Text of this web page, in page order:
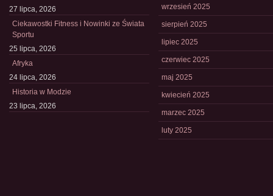
27 lipca, 2026
Ciekawostki Fitness i Nowinki ze Świata
Sportu
25 lipca, 2026
Afryka
24 lipca, 2026
Historia w Modzie
23 lipca, 2026
wrzesień 2025
sierpień 2025
lipiec 2025
czerwiec 2025
maj 2025
kwiecień 2025
marzec 2025
luty 2025